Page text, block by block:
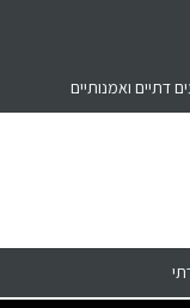
דתיים ואמנותיים